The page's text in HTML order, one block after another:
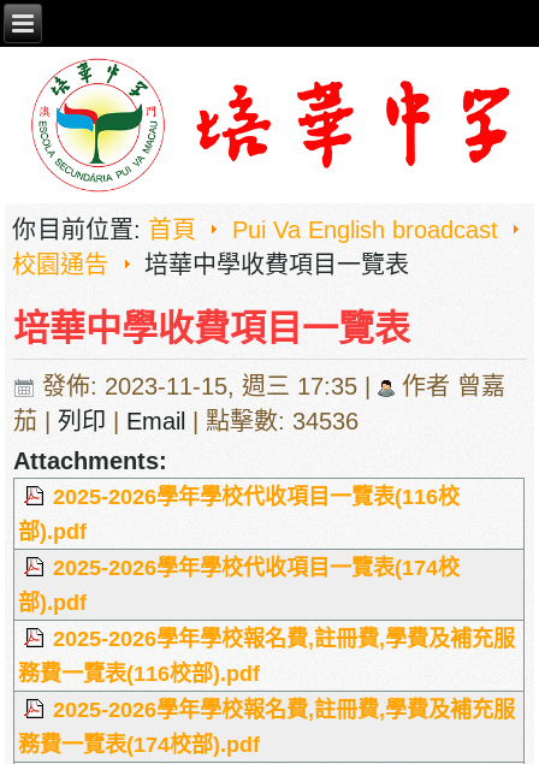
你目前位置: 首頁
Pui Va English broadcast
校園通告
培華中學收費項目一覽表
培華中學收費項目一覽表
發佈: 2023-11-15, 週三 17:35 |
作者 曾嘉
茄 |列印 Email
| 點擊數: 34536
Attachments:
2025-2026學年學校代收項目一覽表(116校
部).pdf
2025-2026學年學校代收項目一覽表(174校
部).pdf
2025-2026學年學校報名費,註冊費,學費及補充服
務費一覽表(116校部).pdf
2025-2026學年學校報名費,註冊費,學費及補充服
務費一覽表(174校部).pdf